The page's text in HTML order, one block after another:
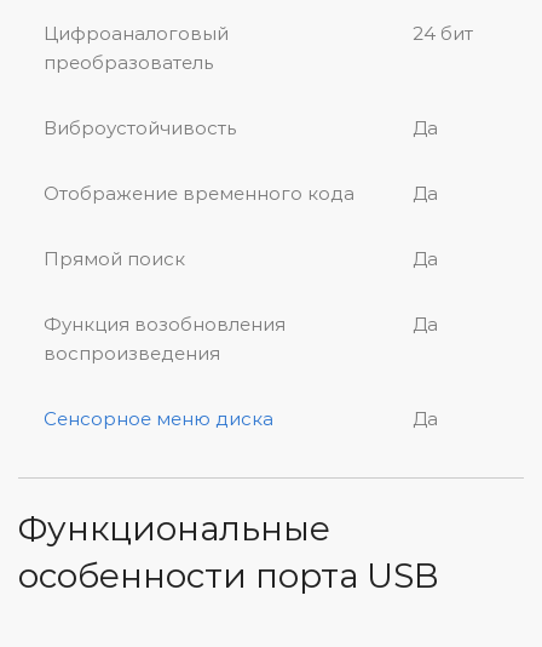
Цифроаналоговый
преобразователь
24 бит
Виброустойчивость Да
Отображение временного кода Да
Прямой поиск Да
Функция возобновления
воспроизведения
Да
Сенсорное меню диска Да
Функциональные
особенности порта USB